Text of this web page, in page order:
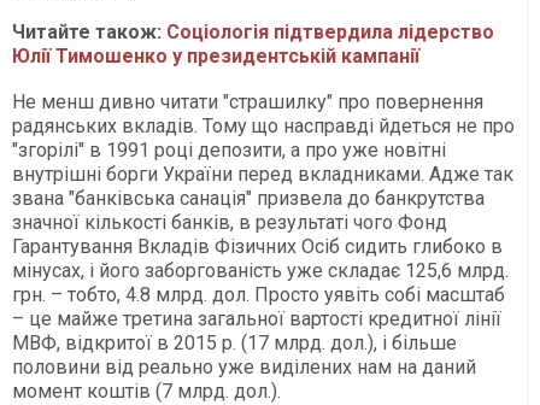
Читайте також: Соціологія підтвердила лідерство
Юлії Тимошенко у президентській кампанії
Не менш дивно читати "страшилку" про повернення
радянських вкладів. Тому що насправді йдеться не про
"згорілі" в 1991 році депозити, а про уже новітні
внутрішні борги України перед вкладниками. Адже так
звана "банківська санація" призвела до банкрутства
значної кількості банків, в результаті чого Фонд
Гарантування Вкладів Фізичних Осіб сидить глибоко в
мінусах, і його заборгованість уже складає 125,6 млрд.
грн. – тобто, 4.8 млрд. дол. Просто уявіть собі масштаб
– це майже третина загальної вартості кредитної лінії
МВФ, відкритої в 2015 р. (17 млрд. дол.), і більше
половини від реально уже виділених нам на даний
момент коштів (7 млрд. дол.).